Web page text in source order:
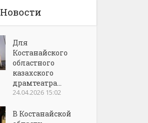
Новости
Для
Костанайского
областного
казахского
драмтеатра...
24.04.2026 15:02
В Костанайской